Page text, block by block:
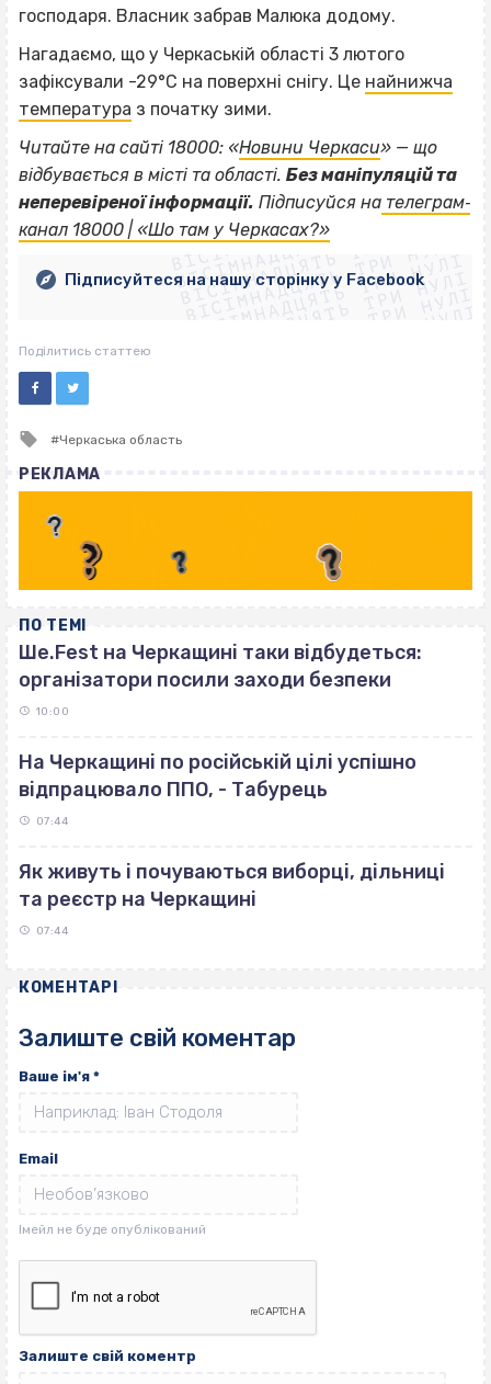
господаря. Власник забрав Малюка додому.
Нагадаємо, що у Черкаській області 3 лютого
зафіксували -29°С на поверхні снігу. Це найнижча
температура з початку зими.
Читайте на сайті 18000: «Новини Черкаси» — що
відбувається в місті та області. Без маніпуляцій та
неперевіреної інформації. Підписуйся на телеграм‐
канал 18000 | «Шо там у Черкасах?»
ВІСІМНАДЦЯТЬ ТРИ НУЛІ
ВІСІМНАДЦЯТЬ ТРИ НУЛІ
ВІСІМНАДЦЯТЬ ТРИ НУЛІ
ВІСІМНАДЦЯТЬ ТРИ НУЛІ
ВІСІМНАДЦЯТЬ ТРИ НУЛІ
ВІСІМНАДЦЯТЬ ТРИ НУЛІ
ВІСІМНАДЦЯТЬ ТРИ НУЛІ
ВІСІМНАДЦЯТЬ ТРИ НУЛІ
Підписуйтеся на нашу сторінку у Facebook
Поділитись статтею
Tagged
Черкаська область
РЕКЛАМА
ПО ТЕМІ
Ше.Fest на Черкащині таки відбудеться:
організатори посили заходи безпеки
10:00
На Черкащині по російській цілі успішно
відпрацювало ППО, - Табурець
07:44
Як живуть і почуваються виборці, дільниці
та реєстр на Черкащині
07:44
КОМЕНТАРІ
Залиште свій коментар
Ваше ім'я *
Email
Залиште свій коментр